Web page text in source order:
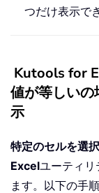
つだけ表示で
Kutools for
値が等しい
示
特定のセルを選
Excelユーティリ
ます。以下の手